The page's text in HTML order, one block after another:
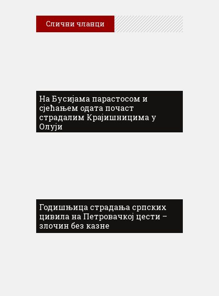
Слични чланци
На Бусијама парастосом и
сјећањем одата почаст
страдалим Крајишницима у
Олуји
Годишњица страдања српских
цивила на Петровачкој цести –
злочин без казне